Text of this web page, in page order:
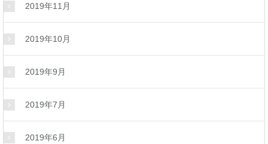
2019年11月
2019年10月
2019年9月
2019年7月
2019年6月